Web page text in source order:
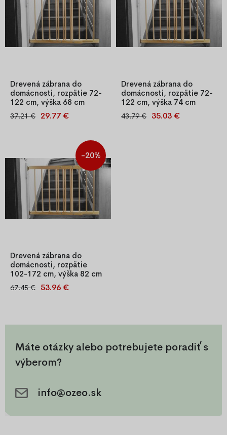
Drevená zábrana do
domácnosti, rozpätie 72-
122 cm, výška 68 cm
Drevená bezpečnostná
nastaviteľnou šírkou 72–122
cm a výškou 68 cm. Praktická
bránka pre dvere a schody,
jednoduchá montáž a kvalitné
spracovanie.
37.21 € 29.77 €
Drevená zábrana do
domácnosti, rozpätie 72-
122 cm, výška 74 cm
Drevená bezpečnostná
43.79 € 35.03 €
-20%
Drevená zábrana do
domácnosti, rozpätie
102-172 cm, výška 82 cm
Drevená bezpečnostná
alebo schody, jednoduchá
montáž a stabilné
spracovanie.
67.45 € 53.96 €
Máte otázky alebo potrebujete poradiť s
výberom?
info@ozeo.sk